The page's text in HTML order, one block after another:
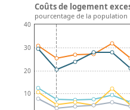
10
20
30
40
Coûts de logement
pourcentage de la population